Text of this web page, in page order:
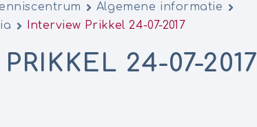
Algemene informatie
Interview Prikkel 24-07-2017
24-07-2017